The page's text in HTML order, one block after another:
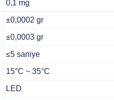
0,1 mg
±0,0002 gr
±0,0003 gr
≤5 saniye
15°C ~ 35°C
LED